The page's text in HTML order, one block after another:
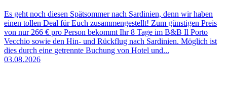
Es geht noch diesen Spätsommer nach Sardinien, denn wir haben
einen tollen Deal für Euch zusammengestellt! Zum günstigen Preis
von nur 266 € pro Person bekommt Ihr 8 Tage im B&B Il Porto
Vecchio sowie den Hin- und Rückflug nach Sardinien. Möglich ist
dies durch eine getrennte Buchung von Hotel und...
03.08.2026